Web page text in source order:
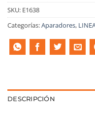
SKU: E1638
Categorías:Aparadores,
DESCRIPCIÓN